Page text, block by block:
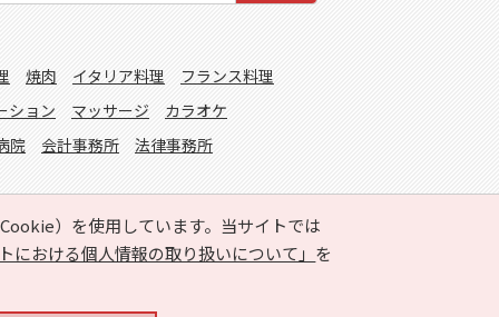
）を使用しています。当サイトでは
における個人情報の取り扱いについて」 を
焼肉 イタリア料理
フランス料理
ション マッサージ
カラオケ
院 会計事務所 法律事務所